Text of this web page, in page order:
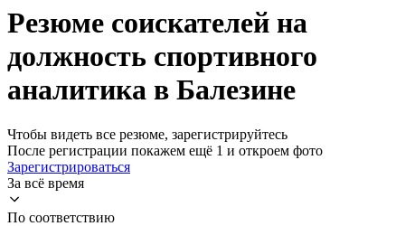
Резюме соискателей на
должность спортивного
аналитика в Балезине
Чтобы видеть все резюме, зарегистрируйтесь
После регистрации покажем ещё 1 и откроем фото
Зарегистрироваться
За всё время
По соответствию